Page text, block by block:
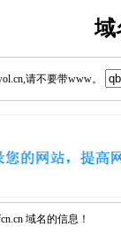
域
请不要带www。
域名的信息！